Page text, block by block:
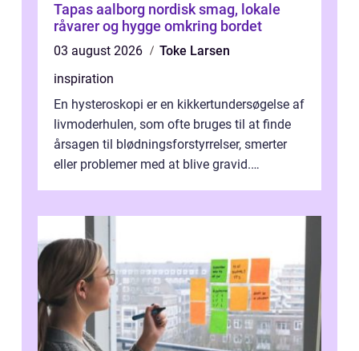
Tapas aalborg nordisk smag, lokale
råvarer og hygge omkring bordet
03 august 2026
Toke Larsen
inspiration
En hysteroskopi er en kikkertundersøgelse af
livmoderhulen, som ofte bruges til at finde
årsagen til blødningsforstyrrelser, smerter
eller problemer med at blive gravid.